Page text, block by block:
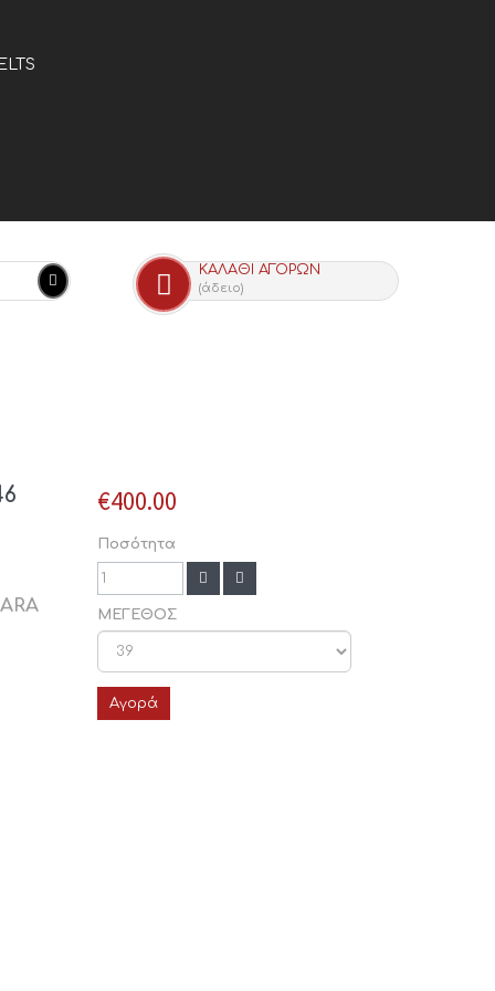
ΚΑΛΆΘΙ ΑΓΟΡΏΝ
(άδειο)
€400.00
Ποσότητα
ΜΕΓΕΘΟΣ
Αγορά